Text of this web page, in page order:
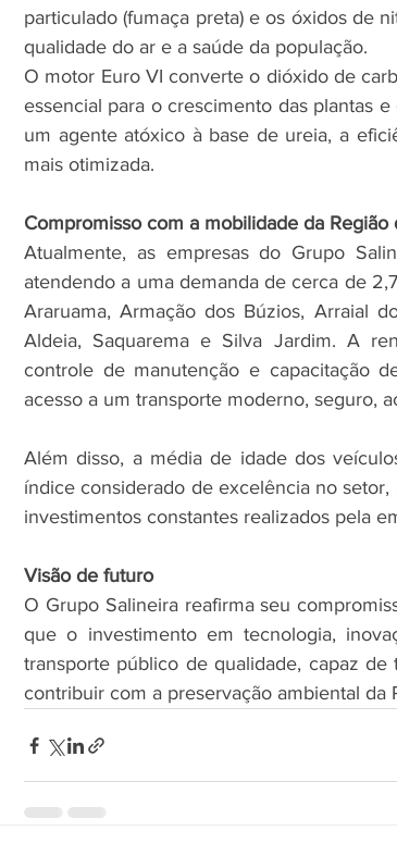
particulado (fumaça preta) e os óxidos de
qualidade do ar e a saúde da população.
O motor Euro VI converte o dióxido de
essencial para o crescimento das plantas
um agente atóxico à base de ureia, a
mais otimizada.
Compromisso com a mobilidade da Região
Atualmente, as empresas do Grupo
atendendo a uma demanda de cerca de
Araruama, Armação dos Búzios, Arraial
Aldeia, Saquarema e Silva Jardim. A
controle de manutenção e capacitação
acesso a um transporte moderno, seguro,
Além disso, a média de idade dos
índice considerado de excelência no
investimentos constantes realizados pela
Visão de futuro
O Grupo Salineira reafirma seu
que o investimento em tecnologia,
transporte público de qualidade, capaz
contribuir com a preservação ambiental da